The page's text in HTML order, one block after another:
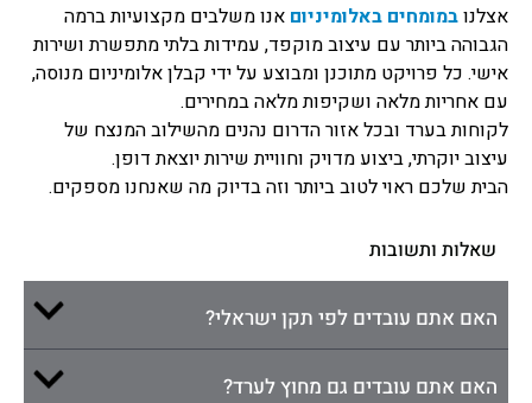
אצלנובמומחים באלומיניום אנו משלבים מקצועיות ברמה
הגבוהה ביותר עם עיצוב מוקפד, עמידות בלתי מתפשרת ושירות
אישי. כל פרויקט מתוכנן ומבוצע על ידי קבלן אלומיניום מנוסה,
עם אחריות מלאה ושקיפות מלאה במחירים.
לקוחות בערד ובכל אזור הדרום נהנים מהשילוב המנצח של
עיצוב יוקרתי, ביצוע מדויק וחוויית שירות יוצאת דופן.
הבית שלכם ראוי לטוב ביותר וזה בדיוק מה שאנחנו מספקים.
שאלות ותשובות
האם אתם עובדים לפי תקן ישראלי?
האם אתם עובדים גם מחוץ לערד?